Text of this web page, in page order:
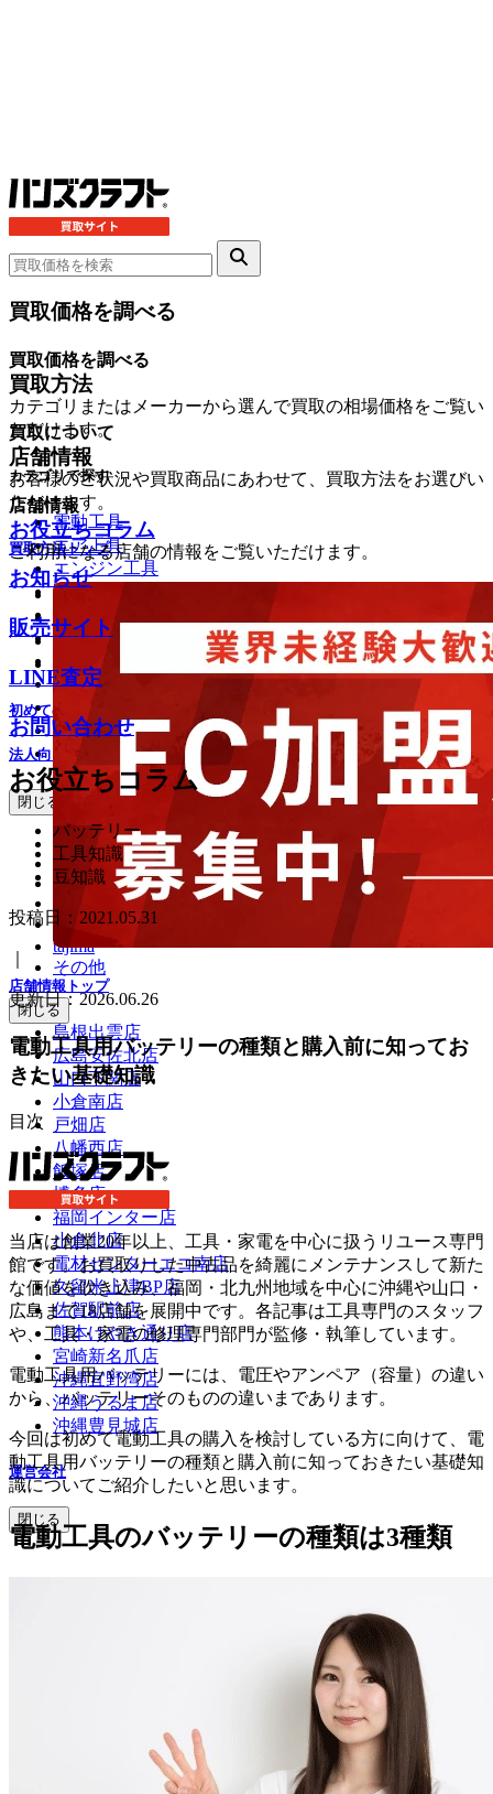
買取価格を調べる
買取価格を調べる
カテゴリまたはメーカーから選んで買取の相場価格をご覧い
ただけます。
カテゴリで探す
電動工具
エア工具
エンジン工具
園芸工具
土木建設機械
電材・建材
計測工具
油圧工具
重機・農機具
住宅設備品
家電
メーカーで探す
makita
HiKOKI
Panasonic
MAX
オグラ
tajima
その他
閉じる
買取方法
買取について
お客様のご状況や買取商品にあわせて、買取方法をお選びい
ただけます。
買取方法トップ
店頭買取
出張買取
宅配買取
LINE査定
初めての方へ
法人向け買取サービス
閉じる
店舗情報
店舗情報
ご利用になる店舗の情報をご覧いただけます。
店舗情報トップ
島根出雲店
広島安佐北店
山口下関店
小倉南店
戸畑店
八幡西店
飯塚店
博多店
福岡インター店
小倉北店
電材センターエコ南店
久留米上津BP店
佐賀駅前店
熊本けやき通り店
宮崎新名爪店
沖縄宜野湾店
沖縄うるま店
沖縄豊見城店
運営会社
閉じる
お役立ちコラム
お知らせ
販売サイト
LINE査定
お問い合わせ
お役立ちコラム
バッテリー
工具知識
豆知識
投稿日： 2021.05.31
更新日：2026.06.26
電動工具用バッテリーの種類と購入前に知ってお
きたい基礎知識
目次
当店は創業20年以上、工具・家電を中心に扱うリユース専門
館です。お買取りした中古品を綺麗にメンテナンスして新た
な価値を吹き込み、福岡・北九州地域を中心に沖縄や山口・
広島まで18店舗を展開中です。各記事は工具専門のスタッフ
や、工具・家電の修理専門部門が監修・執筆しています。
電動工具用バッテリーには、電圧やアンペア（容量）の違い
から、バッテリーそのものの違いまであります。
今回は初めて電動工具の購入を検討している方に向けて、電
動工具用バッテリーの種類と購入前に知っておきたい基礎知
識についてご紹介したいと思います。
電動工具のバッテリーの種類は3種類